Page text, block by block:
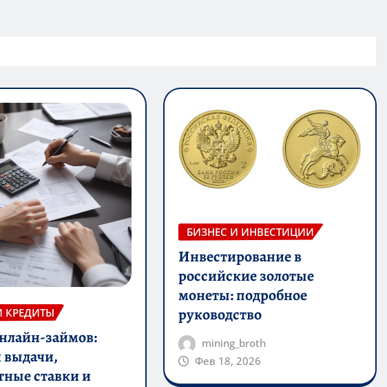
КРЕДИТЫ
займов:
выдачи,
ставки и
БИЗНЕС И ИНВЕСТИЦИИ
Инвестирование в
российские золотые
монеты: подробное
руководство
mining_broth
Фев 18, 2026